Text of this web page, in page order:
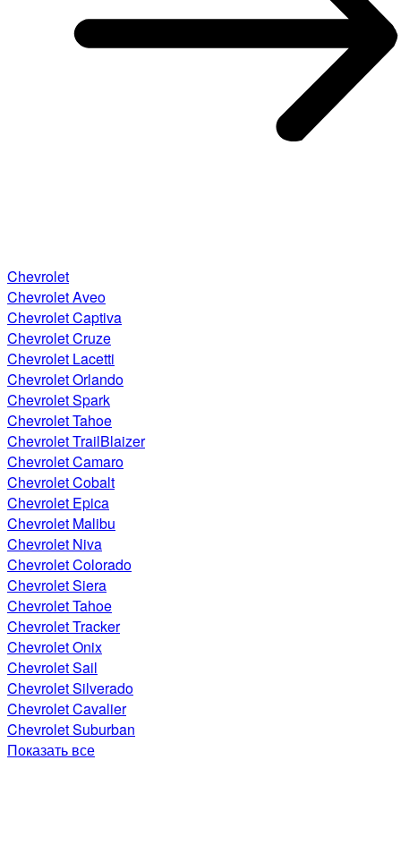
Chevrolet
Chevrolet Aveo
Chevrolet Captiva
Chevrolet Cruze
Chevrolet Lacetti
Chevrolet Orlando
Chevrolet Spark
Chevrolet Tahoe
Chevrolet TrailBlaizer
Chevrolet Camaro
Chevrolet Cobalt
Chevrolet Epica
Chevrolet Malibu
Chevrolet Niva
Chevrolet Colorado
Chevrolet Siera
Chevrolet Tahoe
Chevrolet Tracker
Chevrolet Onix
Chevrolet Sail
Chevrolet Silverado
Chevrolet Cavalier
Chevrolet Suburban
Показать все